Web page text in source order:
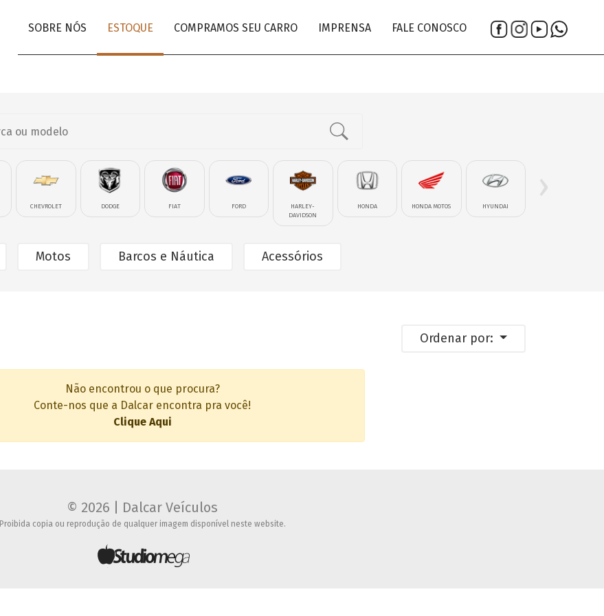
SOBRE NÓS ESTOQUE COMPRAMOS SEU CARRO IMPRENSA FALE CONOSCO
CHEVROLET DODGE FIAT FORD
HARLEY-
DAVIDSON
HONDA HONDA MOTOS HYUNDAI ›
Motos Barcos e Náutica Acessórios
Ordenar por:
Não encontrou o que procura?
Conte-nos que a Dalcar encontra pra você!
Clique Aqui
© 2026 | Dalcar Veículos
Proibida copia ou reprodução de qualquer imagem disponível neste website.